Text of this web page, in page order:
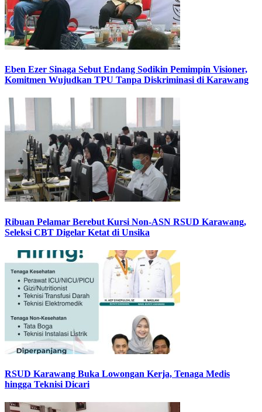
Eben Ezer Sinaga Sebut Endang Sodikin Pemimpin Visioner,
Komitmen Wujudkan TPU Tanpa Diskriminasi di Karawang
Ribuan Pelamar Berebut Kursi Non-ASN RSUD Karawang,
Seleksi CBT Digelar Ketat di Unsika
RSUD Karawang Buka Lowongan Kerja, Tenaga Medis
hingga Teknisi Dicari